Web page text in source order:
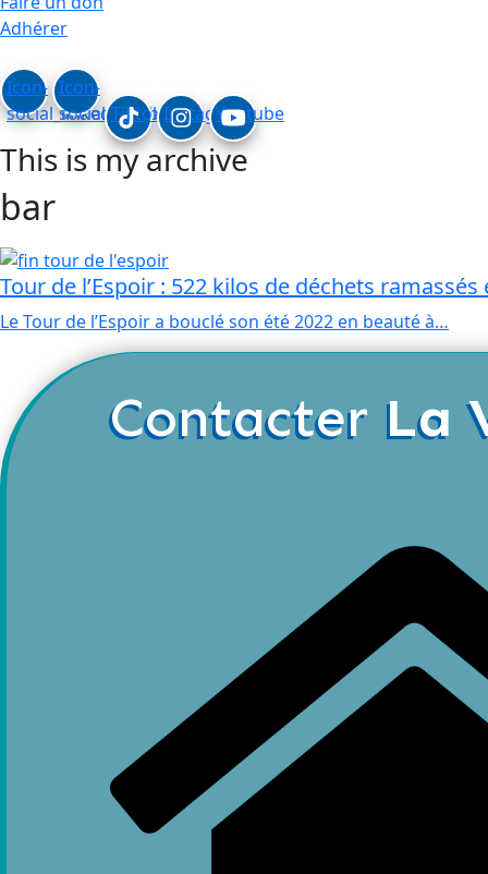
Adhérer
Icon-
social_linkedin
Icon-
social_facebook
TiktokInstagramYoutube
This is my archive
bar
Tour de l’Espoir : 522 kilos de déchets
Le Tour de l’Espoir a bouclé son été 2022 en beauté à…
Contacter La